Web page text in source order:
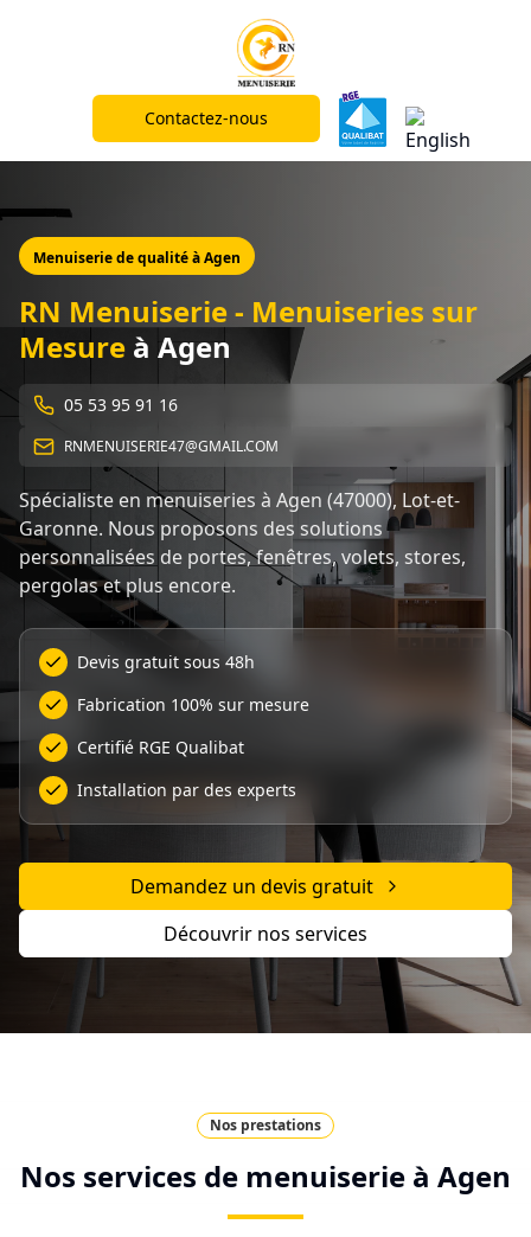
Contactez-nous
Menuiserie de qualité àAgen
RN Menuiserie - Menuiseries sur
Mesure à Agen
05 53 95 91 16
RNMENUISERIE47@GMAIL.COM
Spécialiste en menuiseries à Agen (47000), Lot-et-
Garonne. Nous proposons des solutions
personnalisées de portes, fenêtres, volets, stores,
pergolas et plus encore.
Devis gratuit sous 48h
Fabrication 100% sur mesure
Certifié RGE Qualibat
Installation par des experts
Demandez un devis gratuit
Découvrir nos services
Nos prestations
Nos services de menuiserie à Agen